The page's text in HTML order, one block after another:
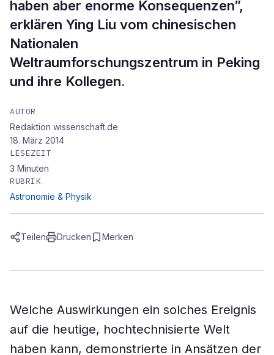
haben aber enorme Konsequenzen”,
erklären Ying Liu vom chinesischen
Nationalen
Weltraumforschungszentrum in Peking
und ihre Kollegen.
AUTOR
Redaktion wissenschaft.de
18. März 2014
LESEZEIT
3 Minuten
RUBRIK
Astronomie & Physik
Teilen Drucken Merken
Welche Auswirkungen ein solches Ereignis
auf die heutige, hochtechnisierte Welt
haben kann, demonstrierte in Ansätzen der